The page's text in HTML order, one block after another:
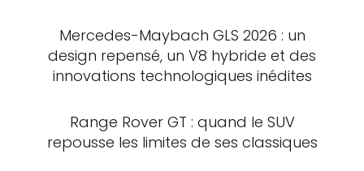
Mercedes-Maybach GLS 2026 : un
design repensé, un V8 hybride et des
innovations technologiques inédites
Range Rover GT : quand le SUV
repousse les limites de ses classiques